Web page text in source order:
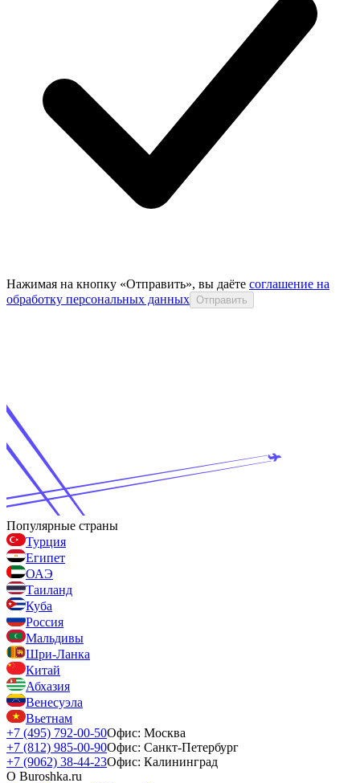
Нажимая на кнопку «Отправить», вы даёте соглашение на
обработку персональных данных Отправить
Популярные страны
Турция
Египет
ОАЭ
Таиланд
Куба
Россия
Мальдивы
Шри-Ланка
Китай
Абхазия
Венесуэла
Вьетнам
+7 (495) 792-00-50Офис: Москва
+7 (812) 985-00-90Офис: Санкт-Петербург
+7 (9062) 38-44-23Офис: Калининград
О Buroshka.ru